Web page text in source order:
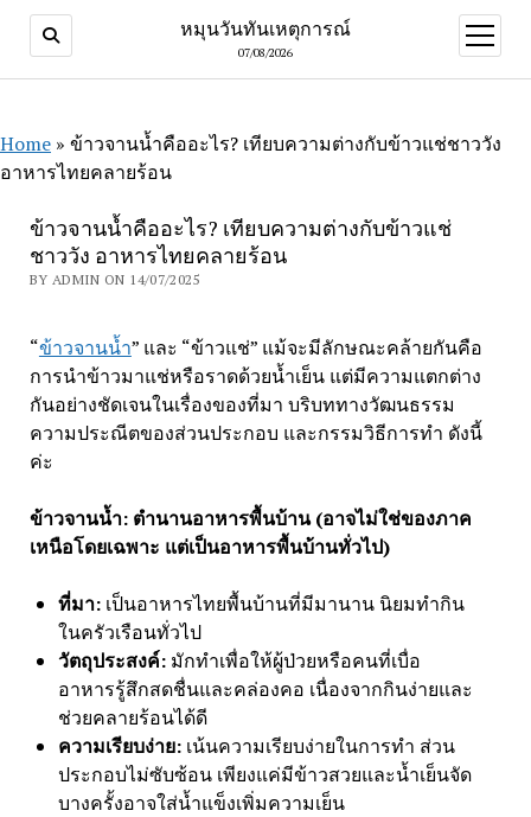
หมุนวันทันเหตุการณ์
07/08/2026
open
menu
Home » ข้าวจานน้ำคืออะไร? เทียบความต่างกับข้าวแช่ชาววัง
อาหารไทยคลายร้อน
ข้าวจานน้ำคืออะไร? เทียบความต่างกับข้าวแช่
ชาววัง อาหารไทยคลายร้อน
BY ADMIN ON 14/07/2025
“ข้าวจานน้ำ” และ “ข้าวแช่” แม้จะมีลักษณะคล้ายกันคือ
การนำข้าวมาแช่หรือราดด้วยน้ำเย็น แต่มีความแตกต่าง
กันอย่างชัดเจนในเรื่องของที่มา บริบททางวัฒนธรรม
ความประณีตของส่วนประกอบ และกรรมวิธีการทำ ดังนี้
ค่ะ
ข้าวจานน้ำ: ตำนานอาหารพื้นบ้าน (อาจไม่ใช่ของภาค
เหนือโดยเฉพาะ แต่เป็นอาหารพื้นบ้านทั่วไป)
ที่มา:เป็นอาหารไทยพื้นบ้านที่มีมานาน นิยมทำกิน
ในครัวเรือนทั่วไป
วัตถุประสงค์:มักทำเพื่อให้ผู้ป่วยหรือคนที่เบื่อ
อาหารรู้สึกสดชื่นและคล่องคอ เนื่องจากกินง่ายและ
ช่วยคลายร้อนได้ดี
ความเรียบง่าย:เน้นความเรียบง่ายในการทำ ส่วน
ประกอบไม่ซับซ้อน เพียงแค่มีข้าวสวยและน้ำเย็นจัด
บางครั้งอาจใส่น้ำแข็งเพิ่มความเย็น